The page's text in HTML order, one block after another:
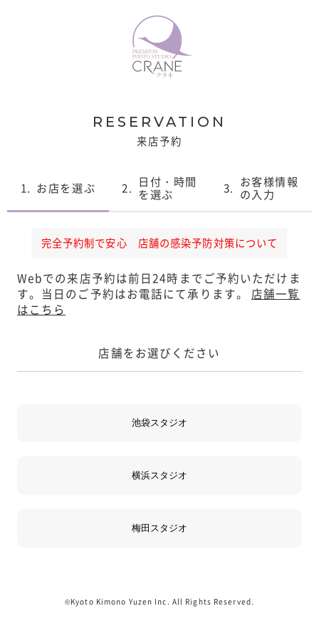
RESERVATION
来店予約
1. お店を選ぶ 2. 日付・時間
を選ぶ 3. お客様情報
の入力
完全予約制で安心 店舗の感染予防対策について
Webでの来店予約は前日24時までご予約いただけま
す。 当日のご予約はお電話にて承ります。 店舗一覧
はこちら
店舗をお選びください
©Kyoto Kimono Yuzen Inc. All Rights Reserved.